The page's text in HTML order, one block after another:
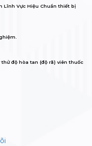
Lĩnh Vực Hiệu Chuẩn thiết bị
thử độ hòa tan (độ rã) viên thuốc